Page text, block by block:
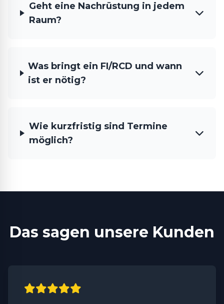
Geht eine Nachrüstung in jedem
Raum?
Was bringt ein FI/RCD und wann
ist er nötig?
Wie kurzfristig sind Termine
möglich?
Das sagen unsere Kunden